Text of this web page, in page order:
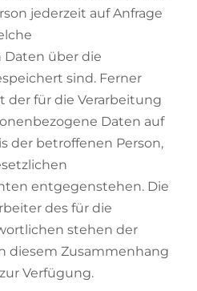
jederzeit auf Anfrage
Daten über die
sind. Ferner
der für die Verarbeitung
Daten auf
der betroffenen Person,
entgegenstehen. Die
des für die
stehen der
diesem Zusammenhang
Verfügung.